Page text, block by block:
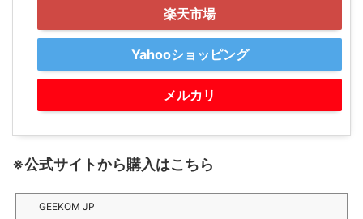
楽天市場
Yahooショッピング
メルカリ
※公式サイトから購入はこちら
GEEKOM JP